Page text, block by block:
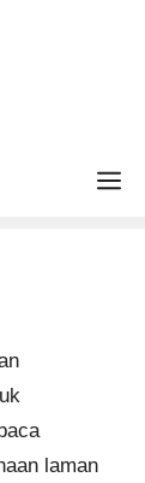
laman